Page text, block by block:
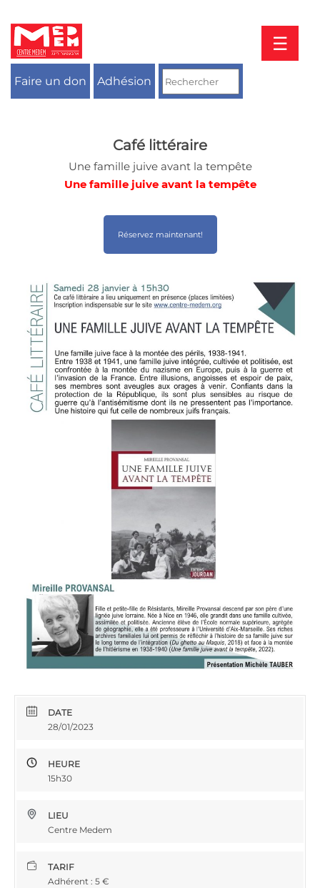
contenu
☰
Faire un don Adhésion
Café littéraire
Une famille juive avant la tempête
Une famille juive avant la tempête
Réservez maintenant!
DATE
28/01/2023
HEURE
15h30
LIEU
Centre Medem
TARIF
Adhérent : 5 €